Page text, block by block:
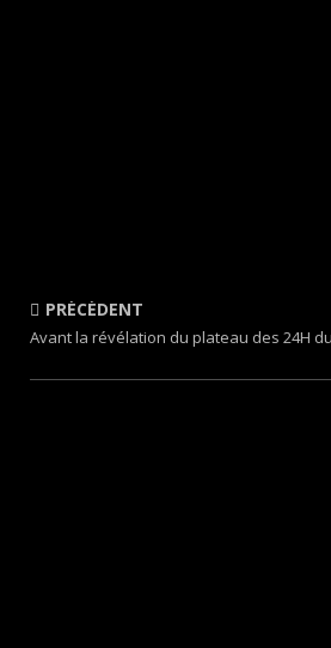
PRÉCÉDENT
Avant la révélation du plateau des 24H